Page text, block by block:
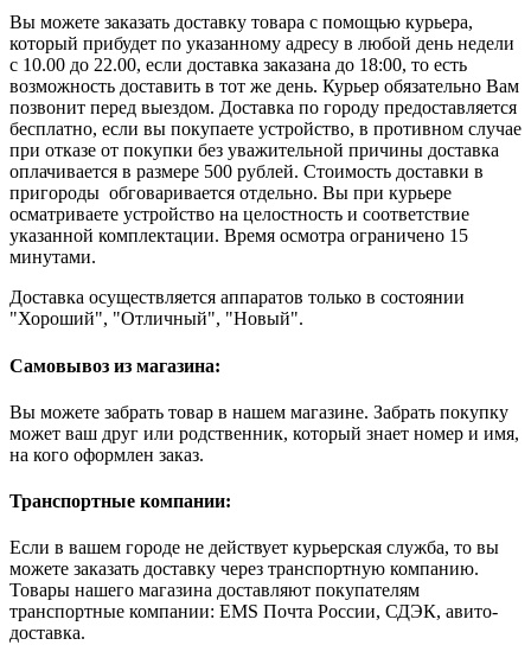
Вы можете заказать доставку товара с помощью курьера,
который прибудет по указанному адресу в любой день недели
с 10.00 до 22.00, если доставка заказана до 18:00, то есть
возможность доставить в тот же день. Курьер обязательно Вам
позвонит перед выездом. Доставка по городу предоставляется
бесплатно, если вы покупаете устройство, в противном случае
при отказе от покупки без уважительной причины доставка
оплачивается в размере 500 рублей. Стоимость доставки в
пригороды обговаривается отдельно. Вы при курьере
осматриваете устройство на целостность и соответствие
указанной комплектации. Время осмотра ограничено 15
минутами.
Доставка осуществляется аппаратов только в состоянии
"Хороший", "Отличный", "Новый".
Самовывоз из магазина:
Вы можете забрать товар в нашем магазине. Забрать покупку
может ваш друг или родственник, который знает номер и имя,
на кого оформлен заказ.
Транспортные компании:
Если в вашем городе не действует курьерская служба, то вы
можете заказать доставку через транспортную компанию.
Товары нашего магазина доставляют покупателям
транспортные компании: EMS Почта России, СДЭК, авито-
доставка.